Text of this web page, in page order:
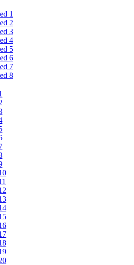
1
2
3
4
5
6
7
8